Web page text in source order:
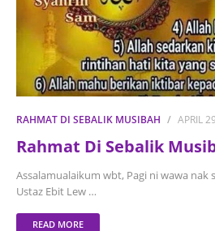
RAHMAT DI SEBALIK MUSIBAH APRIL
Rahmat Di Sebalik
Assalamualaikum wbt, Pagi ni wawa nak
Ustaz Ebit Lew …
READ MORE